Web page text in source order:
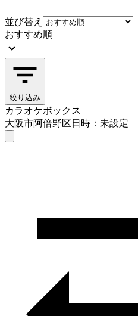
並び替え
おすすめ順
絞り込み
カラオケボックス
大阪市阿倍野区日時：未設定